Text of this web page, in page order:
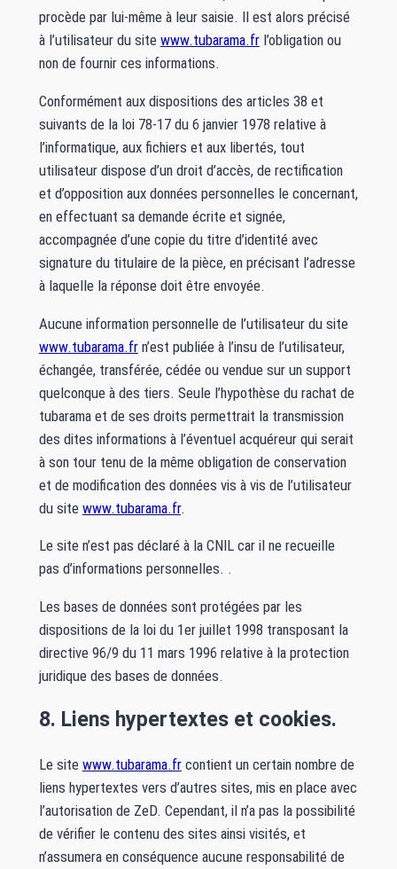
procède par lui-même à leur saisie. Il est alors précisé
à l’utilisateur du site www.tubarama.frl’obligation ou
non de fournir ces informations.
Conformément aux dispositions des articles 38 et
suivants de la loi 78-17 du 6 janvier 1978 relative à
l’informatique, aux fichiers et aux libertés, tout
utilisateur dispose d’un droit d’accès, de rectification
et d’opposition aux données personnelles le concernant,
en effectuant sa demande écrite et signée,
accompagnée d’une copie du titre d’identité avec
signature du titulaire de la pièce, en précisant l’adresse
à laquelle la réponse doit être envoyée.
Aucune information personnelle de l’utilisateur du site
www.tubarama.frn’est publiée à l’insu de l’utilisateur,
échangée, transférée, cédée ou vendue sur un support
quelconque à des tiers. Seule l’hypothèse du rachat de
tubarama et de ses droits permettrait la transmission
des dites informations à l’éventuel acquéreur qui serait
à son tour tenu de la même obligation de conservation
et de modification des données vis à vis de l’utilisateur
du site www.tubarama.fr.
Le site n’est pas déclaré à la CNIL car il ne recueille
pas d’informations personnelles. .
Les bases de données sont protégées par les
dispositions de la loi du 1er juillet 1998 transposant la
directive 96/9 du 11 mars 1996 relative à la protection
juridique des bases de données.
8. Liens hypertextes et cookies.
Le site www.tubarama.frcontient un certain nombre de
liens hypertextes vers d’autres sites, mis en place avec
l’autorisation de ZeD. Cependant, il n’a pas la possibilité
de vérifier le contenu des sites ainsi visités, et
n’assumera en conséquence aucune responsabilité de